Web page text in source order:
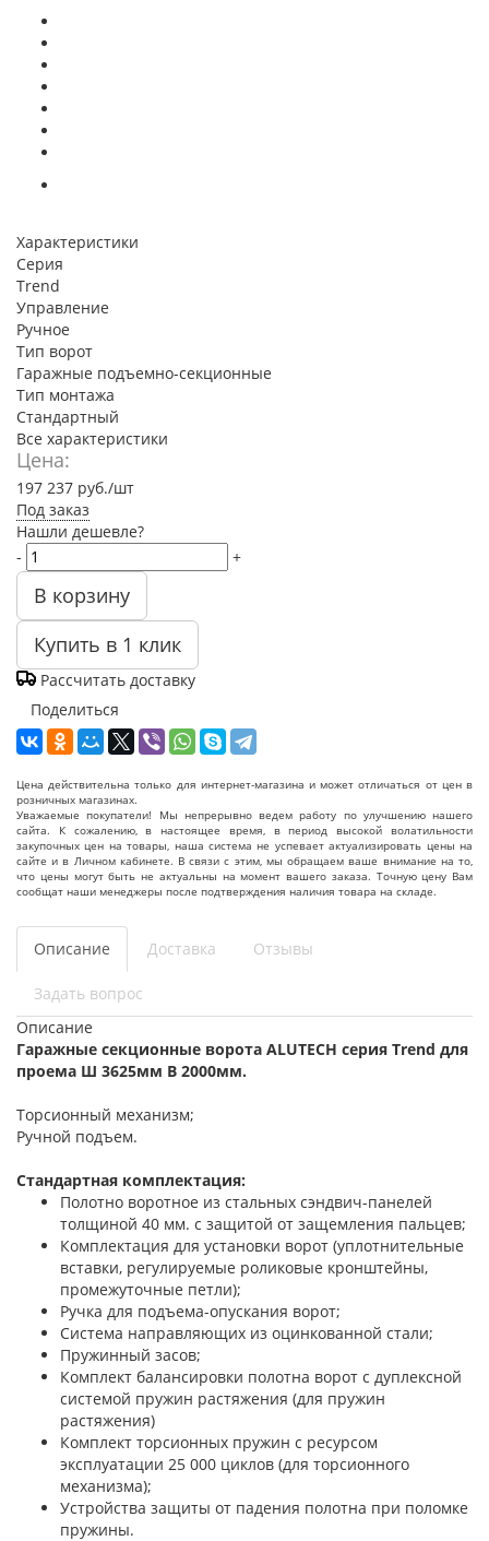
Характеристики
Серия
Trend
Управление
Ручное
Тип ворот
Гаражные подъемно-секционные
Тип монтажа
Стандартный
Все характеристики
Цена:
197 237 руб./шт
Под заказ
Нашли дешевле?
-
+
В корзину
Купить в 1 клик
Рассчитать доставку
Поделиться
Цена действительна только для интернет-магазина и может отличаться от цен в
розничных магазинах.
Уважаемые покупатели! Мы непрерывно ведем работу по улучшению нашего
сайта. К сожалению, в настоящее время, в период высокой волатильности
закупочных цен на товары, наша система не успевает актуализировать цены на
сайте и в Личном кабинете. В связи с этим, мы обращаем ваше внимание на то,
что цены могут быть не актуальны на момент вашего заказа. Точную цену Вам
сообщат наши менеджеры после подтверждения наличия товара на складе.
Описание Доставка Отзывы
Задать вопрос
Описание
Гаражные секционные ворота ALUTECH серия Trend для
проема Ш 3625мм В 2000мм.
Торсионный механизм;
Ручной подъем.
Стандартная комплектация:
Полотно воротное из стальных сэндвич-панелей
толщиной 40 мм. с защитой от защемления пальцев;
Комплектация для установки ворот (уплотнительные
вставки, регулируемые роликовые кронштейны,
промежуточные петли);
Ручка для подъема-опускания ворот;
Система направляющих из оцинкованной стали;
Пружинный засов;
Комплект балансировки полотна ворот с дуплексной
системой пружин растяжения (для пружин
растяжения)
Комплект торсионных пружин с ресурсом
эксплуатации 25 000 циклов (для торсионного
механизма);
Устройства защиты от падения полотна при поломке
пружины.